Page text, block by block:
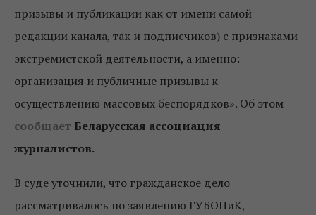
призывы и публикации как от имени самой
редакции канала, так и подписчиков) с признаками
экстремистской деятельности, а именно:
организация и публичные призывы к
осуществлению массовых беспорядков». Об этом
сообщает Беларусская ассоциация
журналистов.
В суде уточнили, что гражданское дело
рассматривалось по заявлению ГУБОПиК,